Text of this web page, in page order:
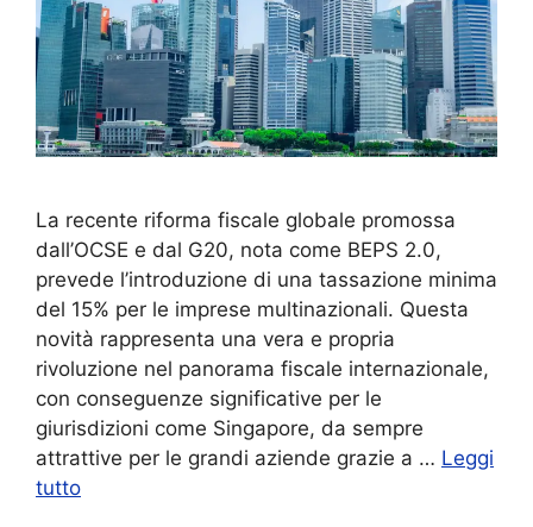
La recente riforma fiscale globale promossa
dall’OCSE e dal G20, nota come BEPS 2.0,
prevede l’introduzione di una tassazione minima
del 15% per le imprese multinazionali. Questa
novità rappresenta una vera e propria
rivoluzione nel panorama fiscale internazionale,
con conseguenze significative per le
giurisdizioni come Singapore, da sempre
attrattive per le grandi aziende grazie a … Leggi
tutto